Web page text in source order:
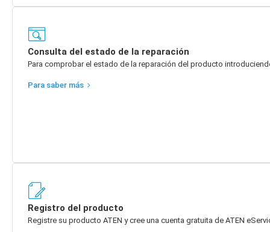
Consulta del estado de la reparación
Para comprobar el estado de la reparación del producto
Para saber más
Registro del producto
Registre su producto ATEN y cree una cuenta gratuita de ATEN